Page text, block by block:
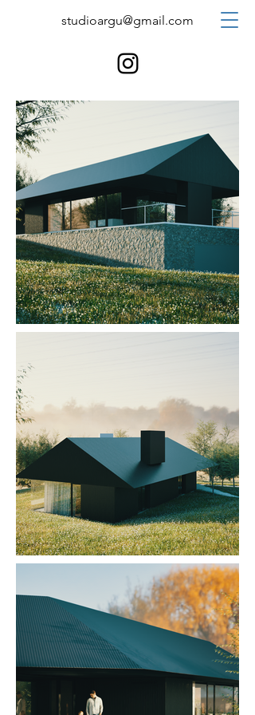
studioargu@gmail.com